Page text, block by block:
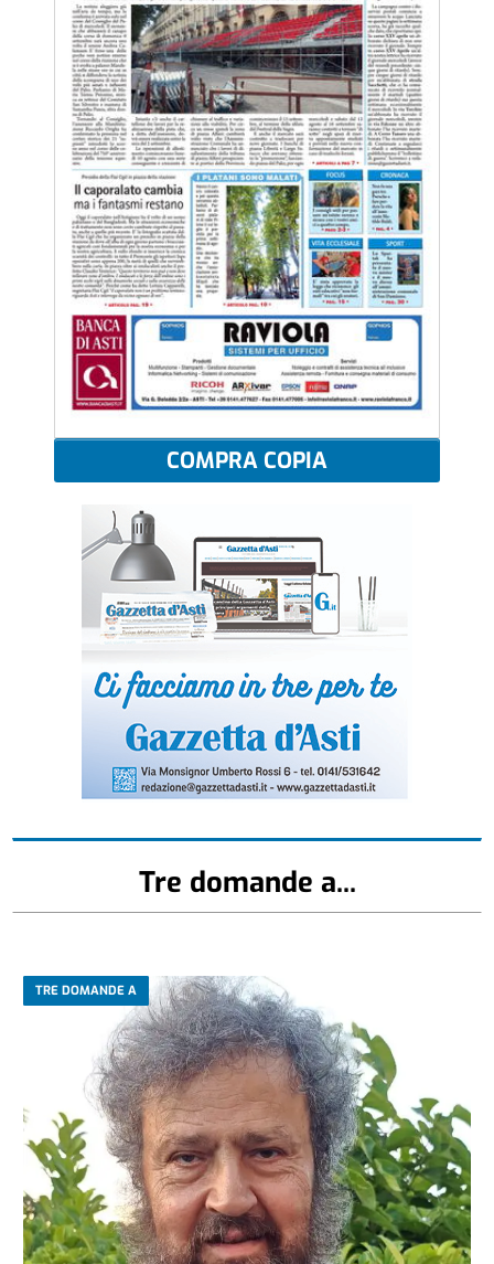
COMPRA COPIA
Tre domande a...
TRE DOMANDE A